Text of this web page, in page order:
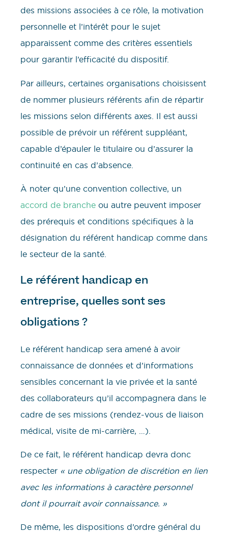
des missions associées à ce rôle, la motivation
personnelle et l’intérêt pour le sujet
apparaissent comme des critères essentiels
pour garantir l’efficacité du dispositif.
Par ailleurs, certaines organisations choisissent
de nommer plusieurs référents afin de répartir
les missions selon différents axes. Il est aussi
possible de prévoir un référent suppléant,
capable d’épauler le titulaire ou d’assurer la
continuité en cas d’absence.
À noter qu’une convention collective, un
accord de branche ou autre peuvent imposer
des prérequis et conditions spécifiques à la
désignation du référent handicap comme dans
le secteur de la santé.
Le référent handicap en
entreprise, quelles sont ses
obligations ?
Le référent handicap sera amené à avoir
connaissance de données et d’informations
sensibles concernant la vie privée et la santé
des collaborateurs qu’il accompagnera dans le
cadre de ses missions (rendez-vous de liaison
médical, visite de mi-carrière, …).
De ce fait, le référent handicap devra donc
respecter « une obligation de discrétion en lien
avec les informations à caractère personnel
dont il pourrait avoir connaissance. »
De même, les dispositions d’ordre général du